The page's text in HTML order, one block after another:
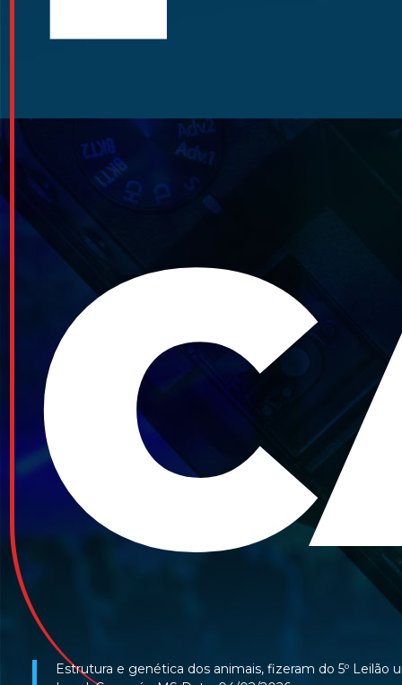
Estrutura e genética dos animais, fizeram do 5º Leilão